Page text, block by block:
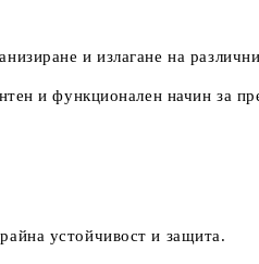
и излагане на
и функционален начин за
устойчивост и защита.